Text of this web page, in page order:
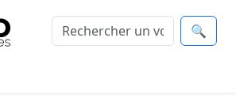
🔍